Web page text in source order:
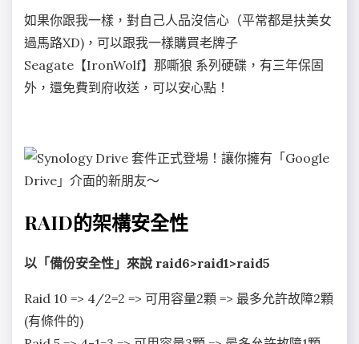
如果你跟我一樣，對自己人品沒信心（平常都是扶美女
過馬路XD)，可以跟我一樣購買老牌子
Seagate【IronWolf】那嘶狼 系列硬碟，有三年保固
外，還免費到府收送，可以安心點！
RAID的架構安全性
以「備份安全性」來說 raid6>raid1>raid5
Raid 10 => 4/2=2 => 可用容量2顆 => 最多允許故障2顆
(有條件的)